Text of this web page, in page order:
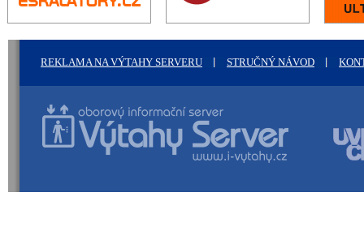
REKLAMA NA VÝTAHY SERVERU STRUČNÝ NÁVOD